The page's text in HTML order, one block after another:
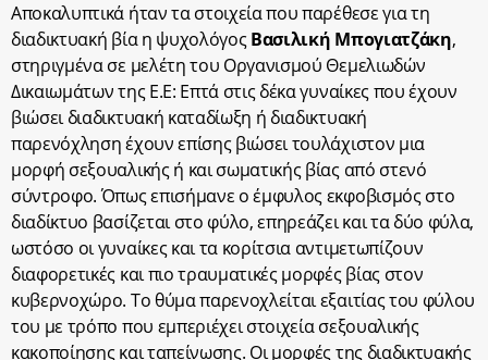
Αποκαλυπτικά ήταν τα στοιχεία που παρέθεσε για τη
διαδικτυακή βία η ψυχολόγοςΒασιλική Μπογιατζάκη,
στηριγμένα σε μελέτη του Οργανισμού Θεμελιωδών
Δικαιωμάτων της Ε.Ε: Επτά στις δέκα γυναίκες που έχουν
βιώσει διαδικτυακή καταδίωξη ή διαδικτυακή
παρενόχληση έχουν επίσης βιώσει τουλάχιστον μια
μορφή σεξουαλικής ή και σωματικής βίας από στενό
σύντροφο. Όπως επισήμανε ο έμφυλος εκφοβισμός στο
διαδίκτυο βασίζεται στο φύλο, επηρεάζει και τα δύο φύλα,
ωστόσο οι γυναίκες και τα κορίτσια αντιμετωπίζουν
διαφορετικές και πιο τραυματικές μορφές βίας στον
κυβερνοχώρο. Το θύμα παρενοχλείται εξαιτίας του φύλου
του με τρόπο που εμπεριέχει στοιχεία σεξουαλικής
κακοποίησης και ταπείνωσης. Οι μορφές της διαδικτυακής